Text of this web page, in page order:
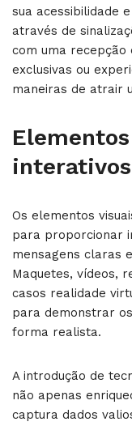
sua acessibilidade
através de
com uma
exclusivas ou
maneiras de atrair
interativos
Os elementos
para proporcionar
mensagens claras
Maquetes, vídeos,
casos realidade
para demonstrar
forma realista.
A introdução de
não apenas
captura dados